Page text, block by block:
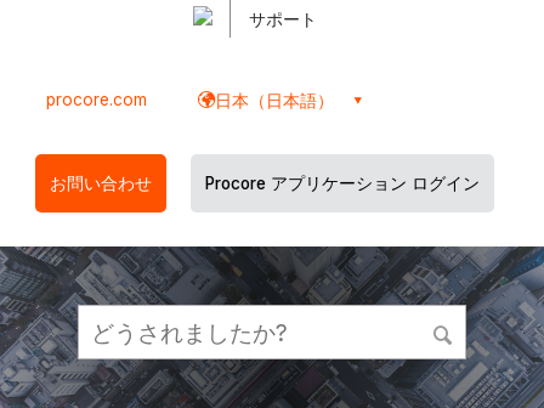
サポート
procore.com 日本（日本語）
お問い合わせ Procore アプリケーション ログイン